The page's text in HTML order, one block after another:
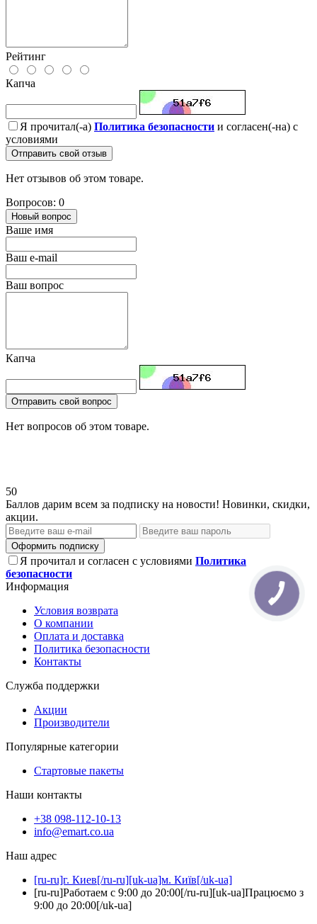
Рейтинг
Капча
Я прочитал(-а) Политика безопасности и согласен(-на) с
условиями
Отправить свой отзыв
Нет отзывов об этом товаре.
Вопросов: 0
Новый вопрос
Ваше имя
Ваш e-mail
Ваш вопрос
Капча
Отправить свой вопрос
Нет вопросов об этом товаре.
50
Баллов дарим всем за подписку на новости! Новинки, скидки,
акции.
Оформить подписку
Я прочитал и согласен с условиями Политика
безопасности
Информация
Условия возврата
О компании
Оплата и доставка
Политика безопасности
Контакты
Служба поддержки
Акции
Производители
Популярные категории
Стартовые пакеты
Наши контакты
+38 098-112-10-13
info@emart.co.ua
Наш адрес
[ru-ru]г. Киев[/ru-ru][uk-ua]м. Київ[/uk-ua]
[ru-ru]Работаем с 9:00 до 20:00[/ru-ru][uk-ua]Працюємо з
9:00 до 20:00[/uk-ua]